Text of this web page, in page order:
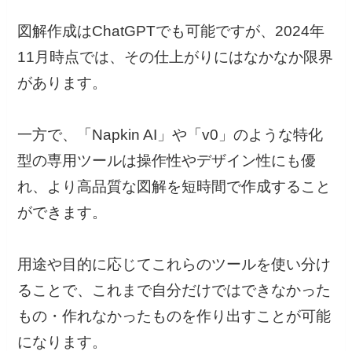
図解作成はChatGPTでも可能ですが、2024年
11月時点では、その仕上がりにはなかなか限界
があります。
一方で、「Napkin AI」や「v0」のような特化
型の専用ツールは操作性やデザイン性にも優
れ、より高品質な図解を短時間で作成すること
ができます。
用途や目的に応じてこれらのツールを使い分け
ることで、これまで自分だけではできなかった
もの・作れなかったものを作り出すことが可能
になります。